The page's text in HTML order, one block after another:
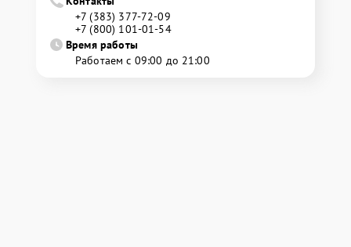
+7 (383) 377-72-09
+7 (800) 101-01-54
Время работы
Работаем с 09:00 до 21:00